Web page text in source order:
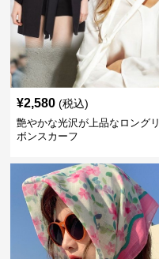
¥2,580 (税込)
艶やかな光沢が上品なロングリ
ボンスカーフ